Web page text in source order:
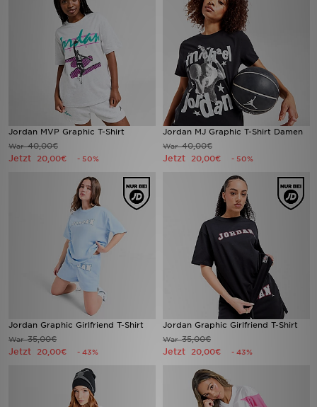
Jordan MVP Graphic T-Shirt
War40,00€
Jetzt 20,00€ - 50%
Jordan MJ Graphic T-Shirt Damen
War40,00€
Jetzt 20,00€ - 50%
Jordan Graphic Girlfriend T-Shirt
War35,00€
Jetzt 20,00€ - 43%
Jordan Graphic Girlfriend T-Shirt
War35,00€
Jetzt 20,00€ - 43%
Hilfe & Kontakt
Trending Styles